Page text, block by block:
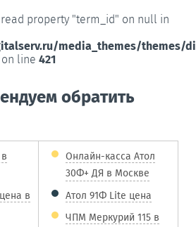
property "term_id" on null in
media_themes/themes/
on line 421
обратить
в
Онлайн-касса Атол
30Ф+ ДЯ в Москве
Атол 91Ф Lite цена
ЧПМ Меркурий 115 в